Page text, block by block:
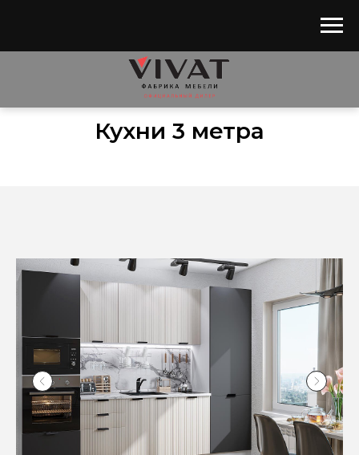
Кухни / Кухни 3 метра
Кухни 3 метра